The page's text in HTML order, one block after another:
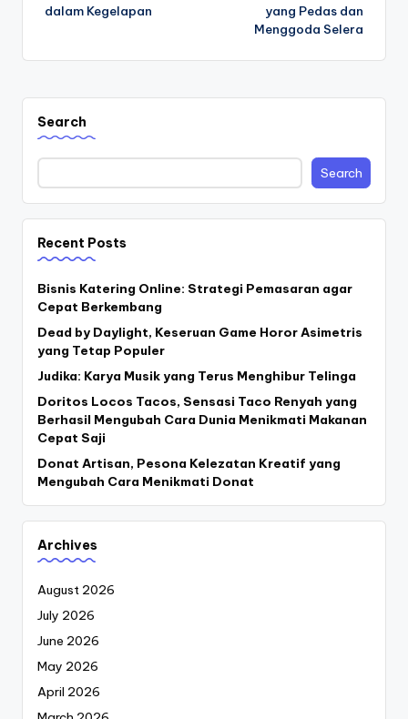
dalam Kegelapan
yang Pedas dan
Menggoda Selera
Search
Search
Recent Posts
Bisnis Katering Online: Strategi Pemasaran agar
Cepat Berkembang
Dead by Daylight, Keseruan Game Horor Asimetris
yang Tetap Populer
Judika: Karya Musik yang Terus Menghibur Telinga
Doritos Locos Tacos, Sensasi Taco Renyah yang
Berhasil Mengubah Cara Dunia Menikmati Makanan
Cepat Saji
Donat Artisan, Pesona Kelezatan Kreatif yang
Mengubah Cara Menikmati Donat
Archives
August 2026
July 2026
June 2026
May 2026
April 2026